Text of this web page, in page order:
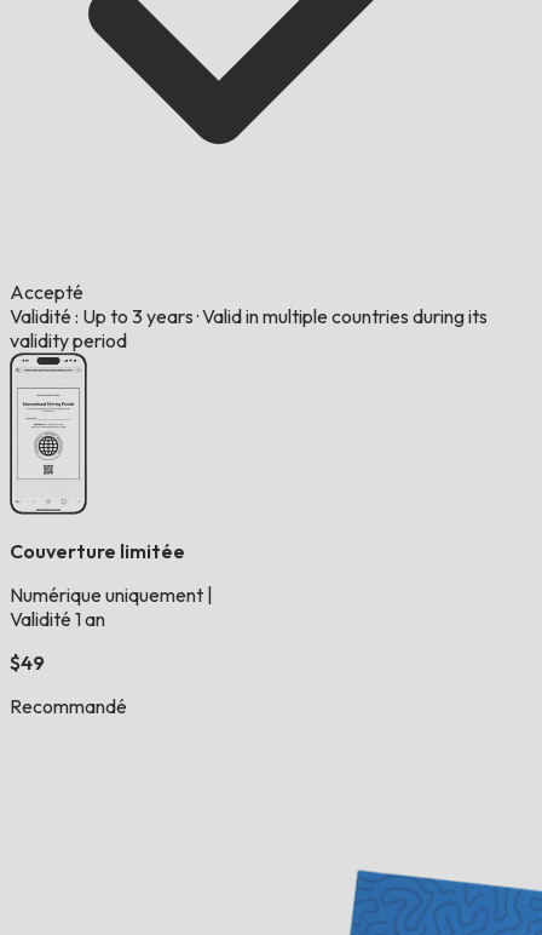
Accepté
Validité : Up to 3 years ·Valid in multiple countries during its
validity period
Couverture limitée
Numérique uniquement
Validité 1 an
$49
Recommandé